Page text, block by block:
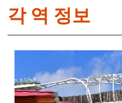
각 역 정보